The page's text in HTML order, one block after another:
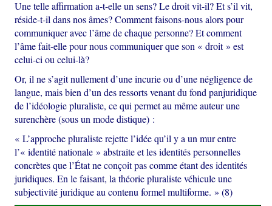
Une telle affirmation a-t-elle un sens? Le droit vit-il? Et s’il vit,
réside-t-il dans nos âmes? Comment faisons-nous alors pour
communiquer avec l’âme de chaque personne? Et comment
l’âme fait-elle pour nous communiquer que son « droit » est
celui-ci ou celui-là?
Or, il ne s’agit nullement d’une incurie ou d’une négligence de
langue, mais bien d’un des ressorts venant du fond panjuridique
de l’idéologie pluraliste, ce qui permet au même auteur une
surenchère (sous un mode distique) :
« L’approche pluraliste rejette l’idée qu’il y a un mur entre
l’« identité nationale » abstraite et les identités personnelles
concrètes que l’État ne conçoit pas comme étant des identités
juridiques. En le faisant, la théorie pluraliste véhicule une
subjectivité juridique au contenu formel multiforme. » (8)